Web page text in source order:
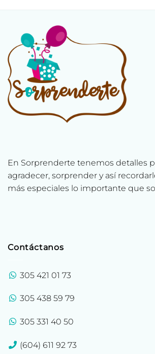
En Sorprenderte tenemos detalles
agradecer, sorprender y así
más especiales lo importante que
Contáctanos
305 421 01 73
305 438 59 79
305 331 40 50
(604) 611 92 73